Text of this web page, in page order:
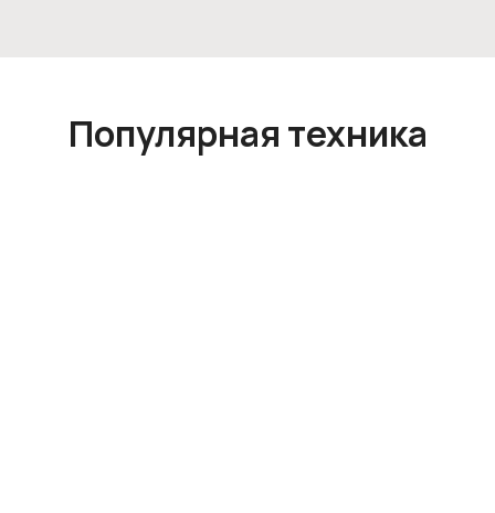
Популярная техника